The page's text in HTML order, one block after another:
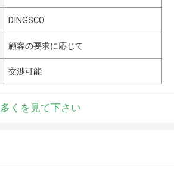
DINGSCO
顧客の要求に応じて
交渉可能
多くを見て下さい